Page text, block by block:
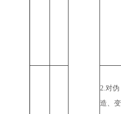
2.对伪
造、